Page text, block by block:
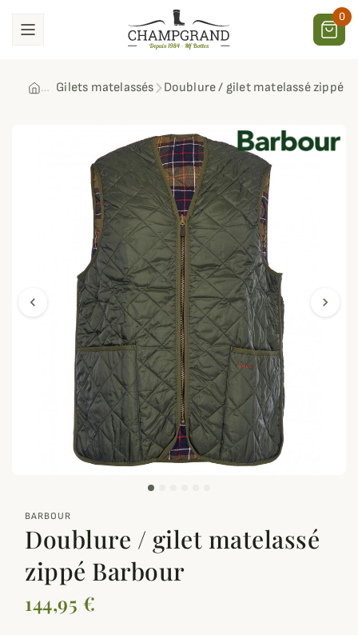
0
Gilets matelassés Doublure / gilet matelassé zippé
chevron_left chevron_right
BARBOUR
Doublure / gilet matelassé
zippé Barbour
144,95 €